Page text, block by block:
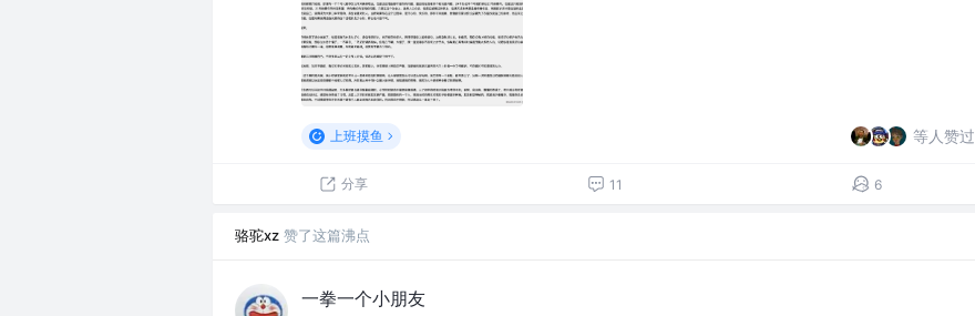
上班摸鱼 等人赞过
分享 11 6
骆驼xz 赞了这篇沸点
一拳一个小朋友